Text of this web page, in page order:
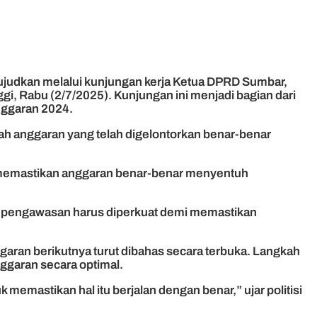
melalui kunjungan kerja Ketua DPRD Sumbar,
Rabu (2/7/2025). Kunjungan ini menjadi bagian dari
2024.
anggaran yang telah digelontorkan benar-benar
anggaran benar-benar menyentuh
harus diperkuat demi memastikan
berikutnya turut dibahas secara terbuka. Langkah
secara optimal.
hal itu berjalan dengan benar,” ujar politisi